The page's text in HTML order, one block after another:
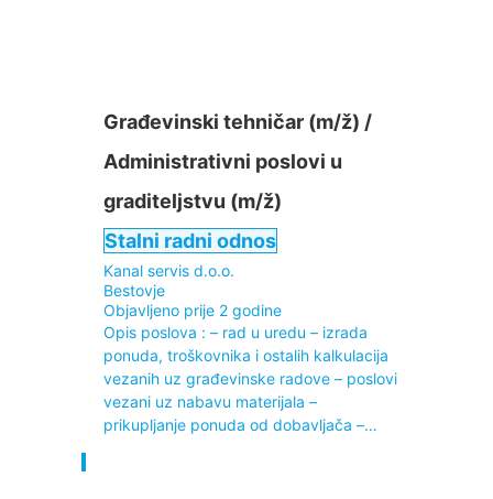
Građevinski tehničar (m/ž) /
Administrativni poslovi u
graditeljstvu (m/ž)
Stalni radni odnos
Kanal servis d.o.o.
Bestovje
Objavljeno prije 2 godine
Opis poslova : – rad u uredu – izrada
ponuda, troškovnika i ostalih kalkulacija
vezanih uz građevinske radove – poslovi
vezani uz nabavu materijala –
prikupljanje ponuda od dobavljača –…